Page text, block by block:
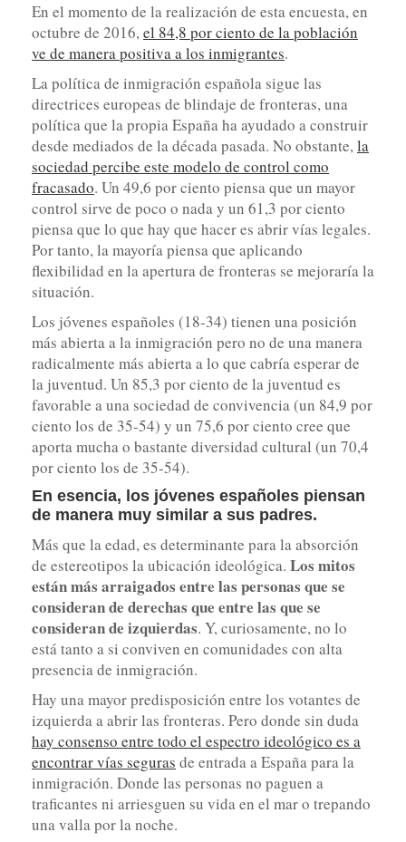
En el momento de la realización de esta encuesta, en
octubre de 2016,el 84,8 por ciento de la población
ve de manera positiva a los inmigrantes.
La política de inmigración española sigue las
directrices europeas de blindaje de fronteras, una
política que la propia España ha ayudado a construir
desde mediados de la década pasada. No obstante,la
sociedad percibe este modelo de control como
fracasado. Un 49,6 por ciento piensa que un mayor
control sirve de poco o nada y un 61,3 por ciento
piensa que lo que hay que hacer es abrir vías legales.
Por tanto, la mayoría piensa que aplicando
flexibilidad en la apertura de fronteras se mejoraría la
situación.
Los jóvenes españoles (18-34) tienen una posición
más abierta a la inmigración pero no de una manera
radicalmente más abierta a lo que cabría esperar de
la juventud. Un 85,3 por ciento de la juventud es
favorable a una sociedad de convivencia (un 84,9 por
ciento los de 35-54) y un 75,6 por ciento cree que
aporta mucha o bastante diversidad cultural (un 70,4
por ciento los de 35-54).
En esencia, los jóvenes españoles piensan
de manera muy similar a sus padres.
Más que la edad, es determinante para la absorción
de estereotipos la ubicación ideológica. Los mitos
están más arraigados entre las personas que se
consideran de derechas que entre las que se
consideran de izquierdas. Y, curiosamente, no lo
está tanto a si conviven en comunidades con alta
presencia de inmigración.
Hay una mayor predisposición entre los votantes de
izquierda a abrir las fronteras. Pero donde sin duda
hay consenso entre todo el espectro ideológico es a
encontrar vías seguras de entrada a España para la
inmigración. Donde las personas no paguen a
traficantes ni arriesguen su vida en el mar o trepando
una valla por la noche.